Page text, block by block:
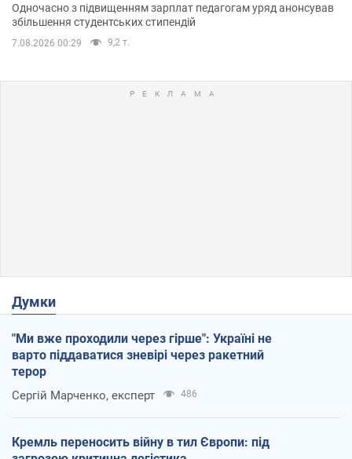
Одночасно з підвищенням зарплат педагогам уряд анонсував
збільшення студентських стипендій
7.08.2026 00:29 9,2 т.
Думки
"Ми вже проходили через гірше": Україні не
варто піддаватися зневірі через ракетний
терор
Сергій Марченко, експерт 486
Кремль переносить війну в тил Європи: під